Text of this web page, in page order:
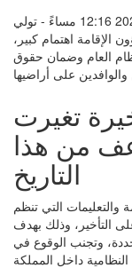
الرياض - ياسر الجرجورة في الأحد 28 ديسمبر 2025 12:16 مساءً - تولي
الإقامة اهتمام كبير،
العام وضمان حقوق
تغيرت
من هذا
التي تنظم
التأخير، وذلك بهدف
وتجنب الوقوع في